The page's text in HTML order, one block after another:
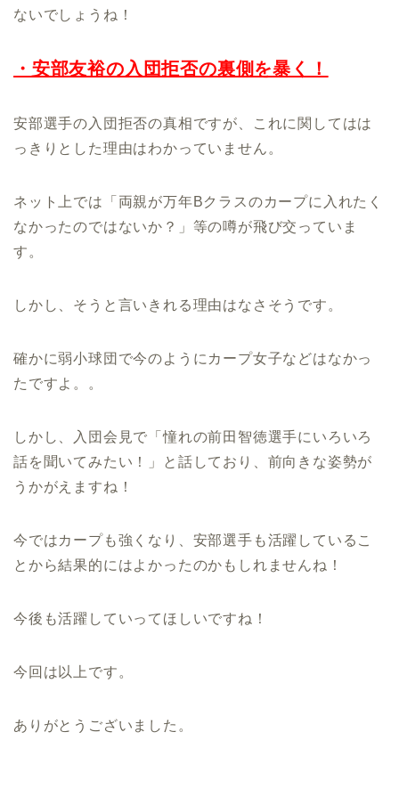
ないでしょうね！
・安部友裕の入団拒否の裏側を暴く！
安部選手の入団拒否の真相ですが、これに関してはは
っきりとした理由はわかっていません。
ネット上では「両親が万年Bクラスのカープに入れたく
なかったのではないか？」等の噂が飛び交っていま
す。
しかし、そうと言いきれる理由はなさそうです。
確かに弱小球団で今のようにカープ女子などはなかっ
たですよ。。
しかし、入団会見で「憧れの前田智徳選手にいろいろ
話を聞いてみたい！」と話しており、前向きな姿勢が
うかがえますね！
今ではカープも強くなり、安部選手も活躍しているこ
とから結果的にはよかったのかもしれませんね！
今後も活躍していってほしいですね！
今回は以上です。
ありがとうございました。